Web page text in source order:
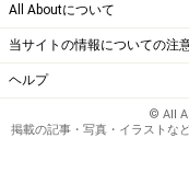
◎車：中央道駒ヶ根
駒ヶ根高原菅の台
◎鉄道・バス：JR)
All Aboutについて
当サイトの情報についての注
ヘルプ
© All
掲載の記事・写真・イラストな